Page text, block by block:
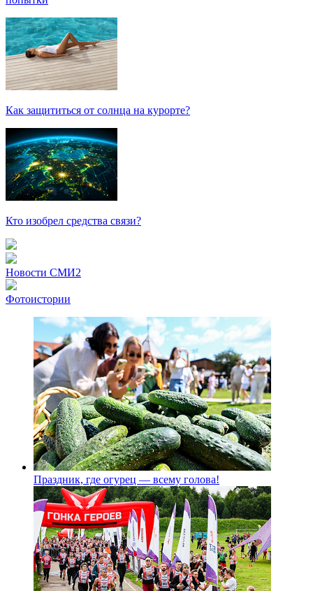
Как защититься от солнца на курорте?
Кто изобрел средства связи?
Новости СМИ2
Фотоистории
Праздник, где огурец — всему голова!